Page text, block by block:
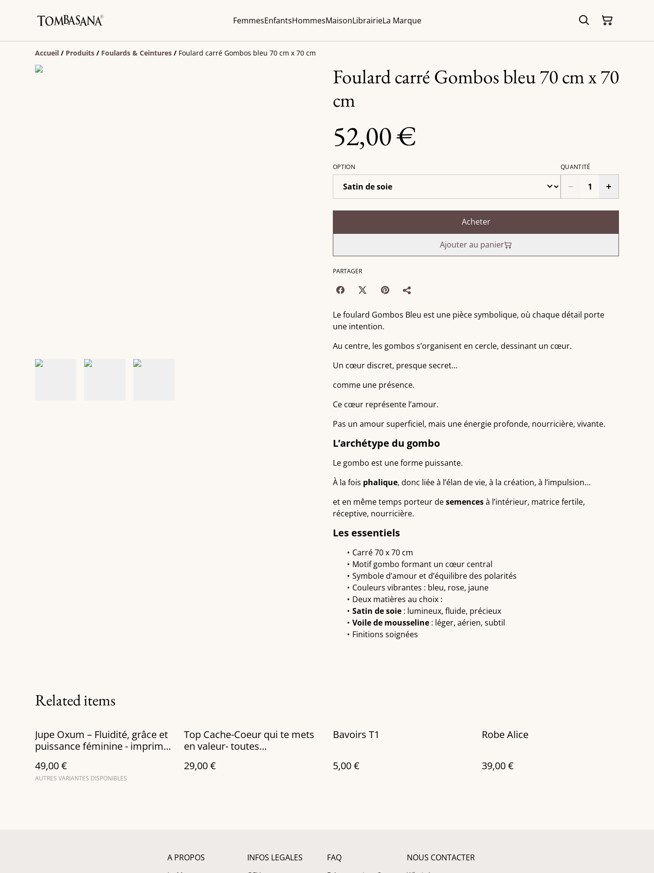
FemmesEnfantsHommesMaisonLibrairieLa Marque
Accueil / Produits / Foulards & Ceintures / Foulard carré Gombos bleu 70 cm x 70 cm
Foulard carré Gombos bleu 70 cm x 70
cm
52,00 €
OPTION QUANTITÉ
Acheter
Ajouter au panier
PARTAGER
Le foulard Gombos Bleu est une pièce symbolique, où chaque détail porte
une intention.
Au centre, les gombos s’organisent en cercle, dessinant un cœur.
Un cœur discret, presque secret…
comme une présence.
Ce cœur représente l’amour.
Pas un amour superficiel, mais une énergie profonde, nourricière, vivante.
L’archétype du gombo
Le gombo est une forme puissante.
À la fois phalique, donc liée à l’élan de vie, à la création, à l’impulsion…
et en même temps porteur desemencesà l’intérieur, matrice fertile,
réceptive, nourricière.
Les essentiels
Carré 70 x 70 cm
Motif gombo formant un cœur central
Symbole d’amour et d’équilibre des polarités
Couleurs vibrantes : bleu, rose, jaune
Deux matières au choix :
Satin de soie : lumineux, fluide, précieux
Voile de mousseline : léger, aérien, subtil
Finitions soignées
Related items
Jupe Oxum – Fluidité, grâce et
puissance féminine - imprimé
49,00 €
AUTRES VARIANTES DISPONIBLES
Top Cache-Coeur qui te mets
en valeur- toutes
29,00 €
Bavoirs T1
5,00 €
Robe Alice
39,00 €
A PROPOS INFOS LEGALES FAQ NOUS CONTACTER